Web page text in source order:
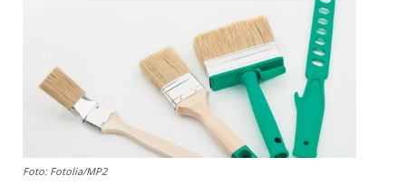
Foto: Fotolia/MP2